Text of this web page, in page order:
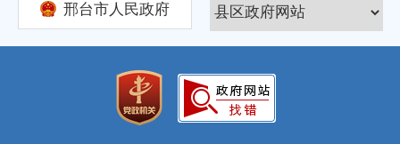
邢台市人民政府